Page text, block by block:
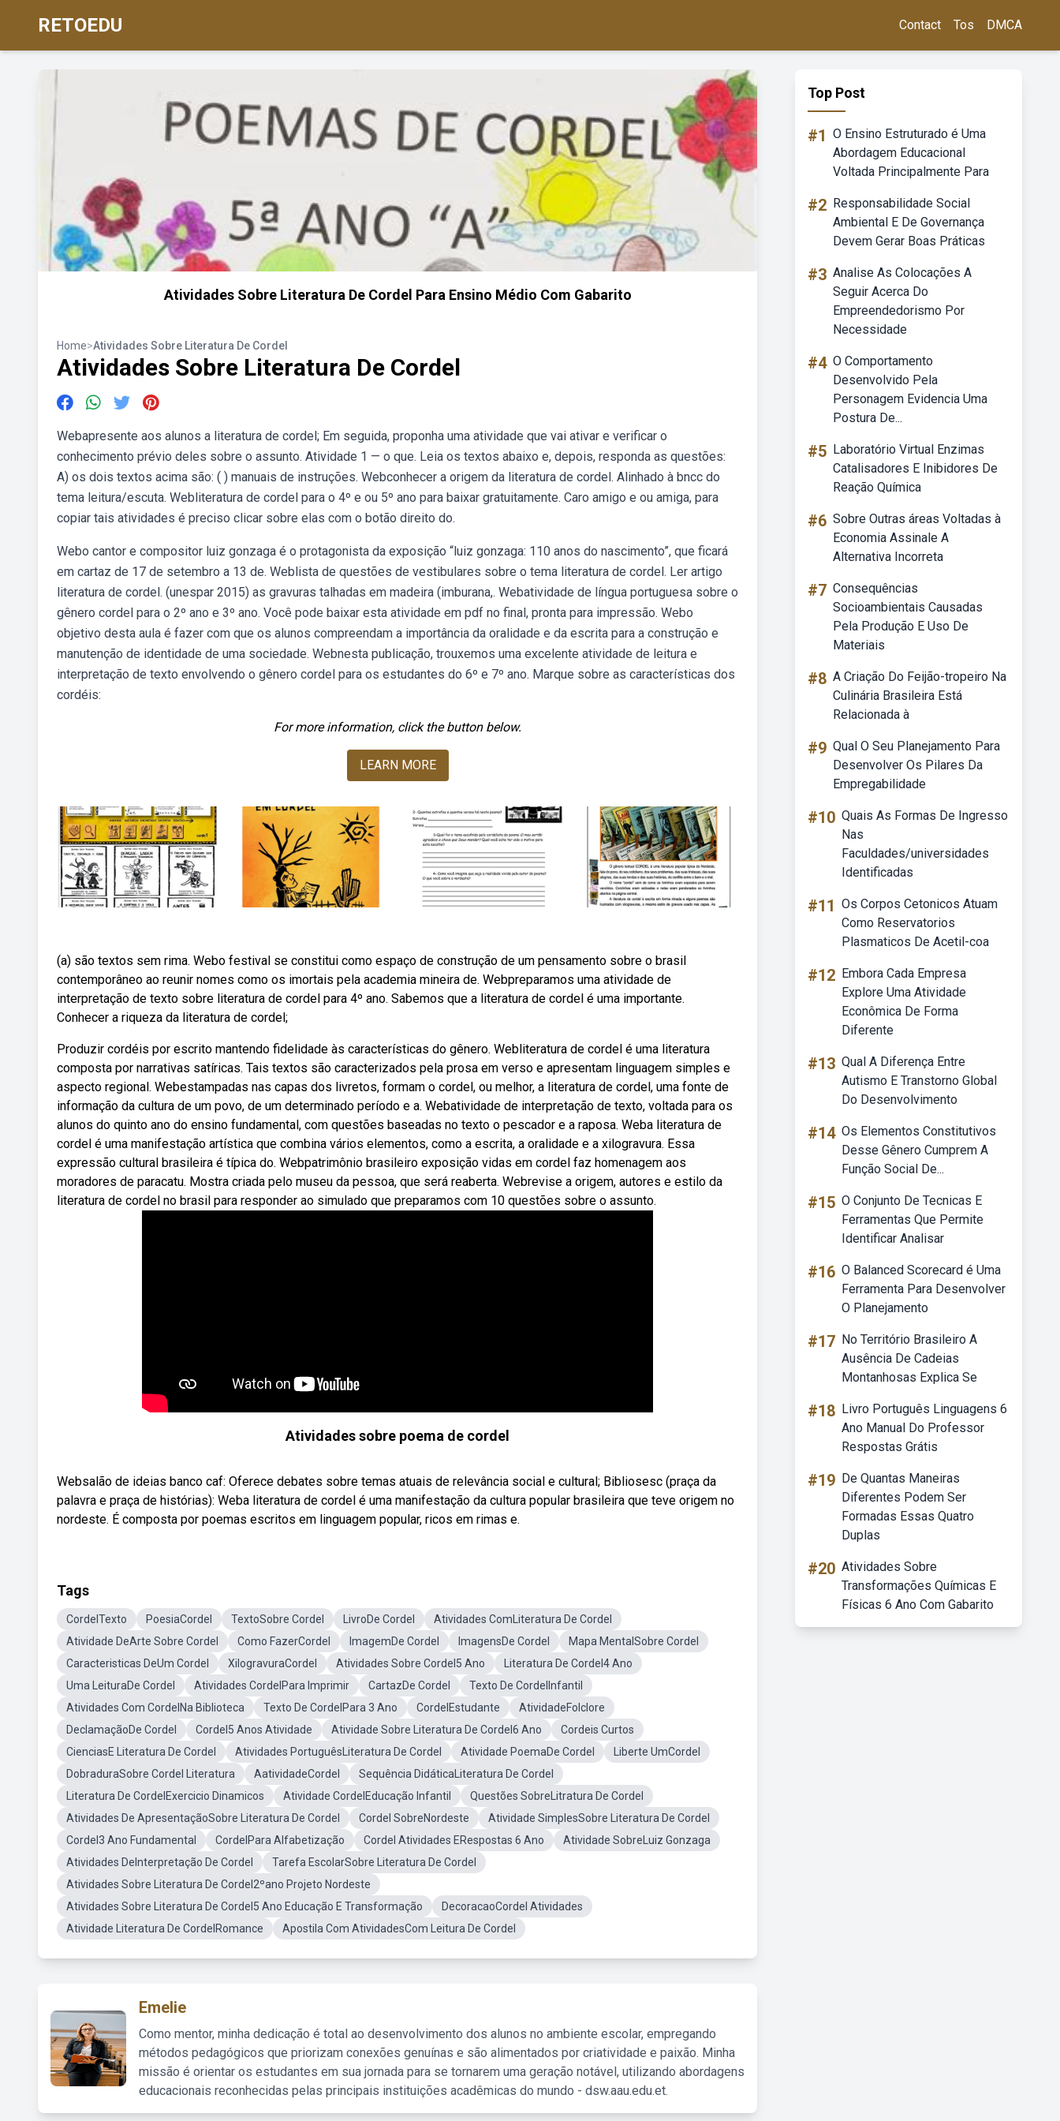
RETOEDU Contact Tos DMCA
Atividades Sobre Literatura De Cordel Para Ensino Médio Com Gabarito
Home>Atividades Sobre Literatura De Cordel
Atividades Sobre Literatura De Cordel
Webapresente aos alunos a literatura de cordel; Em seguida, proponha uma atividade que vai ativar e verificar o
conhecimento prévio deles sobre o assunto. Atividade 1 — o que. Leia os textos abaixo e, depois, responda as questões:
A) os dois textos acima são: ( ) manuais de instruções. Webconhecer a origem da literatura de cordel. Alinhado à bncc do
tema leitura/escuta. Webliteratura de cordel para o 4º e ou 5º ano para baixar gratuitamente. Caro amigo e ou amiga, para
copiar tais atividades é preciso clicar sobre elas com o botão direito do.
Webo cantor e compositor luiz gonzaga é o protagonista da exposição “luiz gonzaga: 110 anos do nascimento”, que ficará
em cartaz de 17 de setembro a 13 de. Weblista de questões de vestibulares sobre o tema literatura de cordel. Ler artigo
literatura de cordel. (unespar 2015) as gravuras talhadas em madeira (imburana,. Webatividade de língua portuguesa sobre o
gênero cordel para o 2º ano e 3º ano. Você pode baixar esta atividade em pdf no final, pronta para impressão. Webo
objetivo desta aula é fazer com que os alunos compreendam a importância da oralidade e da escrita para a construção e
manutenção de identidade de uma sociedade. Webnesta publicação, trouxemos uma excelente atividade de leitura e
interpretação de texto envolvendo o gênero cordel para os estudantes do 6º e 7º ano. Marque sobre as características dos
cordéis:
For more information, click the button below.
LEARN MORE
(a) são textos sem rima. Webo festival se constitui como espaço de construção de um pensamento sobre o brasil
contemporâneo ao reunir nomes como os imortais pela academia mineira de. Webpreparamos uma atividade de
interpretação de texto sobre literatura de cordel para 4º ano. Sabemos que a literatura de cordel é uma importante.
Conhecer a riqueza da literatura de cordel;
Produzir cordéis por escrito mantendo fidelidade às características do gênero. Webliteratura de cordel é uma literatura
composta por narrativas satíricas. Tais textos são caracterizados pela prosa em verso e apresentam linguagem simples e
aspecto regional. Webestampadas nas capas dos livretos, formam o cordel, ou melhor, a literatura de cordel, uma fonte de
informação da cultura de um povo, de um determinado período e a. Webatividade de interpretação de texto, voltada para os
alunos do quinto ano do ensino fundamental, com questões baseadas no texto o pescador e a raposa. Weba literatura de
cordel é uma manifestação artística que combina vários elementos, como a escrita, a oralidade e a xilogravura. Essa
expressão cultural brasileira é típica do. Webpatrimônio brasileiro exposição vidas em cordel faz homenagem aos
moradores de paracatu. Mostra criada pelo museu da pessoa, que será reaberta. Webrevise a origem, autores e estilo da
literatura de cordel no brasil para responder ao simulado que preparamos com 10 questões sobre o assunto.
Atividades sobre poema de cordel
Websalão de ideias banco caf: Oferece debates sobre temas atuais de relevância social e cultural; Bibliosesc (praça da
palavra e praça de histórias): Weba literatura de cordel é uma manifestação da cultura popular brasileira que teve origem no
nordeste. É composta por poemas escritos em linguagem popular, ricos em rimas e.
Tags
CordelTexto PoesiaCordel TextoSobre Cordel LivroDe Cordel
Atividades ComLiteratura De Cordel
Atividade DeArte Sobre Cordel
Como FazerCordel ImagemDe Cordel ImagensDe Cordel
Mapa MentalSobre Cordel
Caracteristicas DeUm Cordel
XilogravuraCordel Atividades Sobre Cordel5 Ano
Literatura De Cordel4 Ano
Uma LeituraDe Cordel
Atividades CordelPara Imprimir CartazDe Cordel
Texto De CordelInfantil
Atividades Com CordelNa Biblioteca
Texto De CordelPara 3 Ano CordelEstudante
AtividadeFolclore
DeclamaçãoDe Cordel
Cordel5 Anos Atividade Atividade Sobre Literatura De Cordel6 Ano
Cordeis Curtos
CienciasE Literatura De Cordel
Atividades PortuguêsLiteratura De Cordel Atividade PoemaDe Cordel
Liberte UmCordel
DobraduraSobre Cordel Literatura
AatividadeCordel
Sequência DidáticaLiteratura De Cordel
Literatura De CordelExercicio Dinamicos
Atividade CordelEducação Infantil
Questões SobreLitratura De Cordel
Atividades De ApresentaçãoSobre Literatura De Cordel
Cordel SobreNordeste
Atividade SimplesSobre Literatura De Cordel
Cordel3 Ano Fundamental
CordelPara Alfabetização Cordel Atividades ERespostas 6 Ano
Atividade SobreLuiz Gonzaga
Atividades DeInterpretação De Cordel
Tarefa EscolarSobre Literatura De Cordel
Atividades Sobre Literatura De Cordel2ºano Projeto Nordeste
Atividades Sobre Literatura De Cordel5 Ano Educação E Transformação
DecoracaoCordel Atividades
Atividade Literatura De CordelRomance
Apostila Com AtividadesCom Leitura De Cordel
Emelie
Como mentor, minha dedicação é total ao desenvolvimento dos alunos no ambiente escolar, empregando
métodos pedagógicos que priorizam conexões genuínas e são alimentados por criatividade e paixão. Minha
missão é orientar os estudantes em sua jornada para se tornarem uma geração notável, utilizando abordagens
educacionais reconhecidas pelas principais instituições acadêmicas do mundo - dsw.aau.edu.et.
Top Post
#1 O Ensino Estruturado é Uma
Abordagem Educacional
Voltada Principalmente Para
#2 Responsabilidade Social
Ambiental E De Governança
Devem Gerar Boas Práticas
#3 Analise As Colocações A
Seguir Acerca Do
Empreendedorismo Por
Necessidade
#4 O Comportamento
Desenvolvido Pela
Personagem Evidencia Uma
Postura De...
#5 Laboratório Virtual Enzimas
Catalisadores E Inibidores De
Reação Química
#6 Sobre Outras áreas Voltadas à
Economia Assinale A
Alternativa Incorreta
#7 Consequências
Socioambientais Causadas
Pela Produção E Uso De
Materiais
#8 A Criação Do Feijão-tropeiro Na
Culinária Brasileira Está
Relacionada à
#9 Qual O Seu Planejamento Para
Desenvolver Os Pilares Da
Empregabilidade
#10 Quais As Formas De Ingresso
Nas
Faculdades/universidades
Identificadas
#11 Os Corpos Cetonicos Atuam
Como Reservatorios
Plasmaticos De Acetil-coa
#12 Embora Cada Empresa
Explore Uma Atividade
Econômica De Forma
Diferente
#13 Qual A Diferença Entre
Autismo E Transtorno Global
Do Desenvolvimento
#14 Os Elementos Constitutivos
Desse Gênero Cumprem A
Função Social De...
#15 O Conjunto De Tecnicas E
Ferramentas Que Permite
Identificar Analisar
#16 O Balanced Scorecard é Uma
Ferramenta Para Desenvolver
O Planejamento
#17 No Território Brasileiro A
Ausência De Cadeias
Montanhosas Explica Se
#18 Livro Português Linguagens 6
Ano Manual Do Professor
Respostas Grátis
#19 De Quantas Maneiras
Diferentes Podem Ser
Formadas Essas Quatro
Duplas
#20 Atividades Sobre
Transformações Químicas E
Físicas 6 Ano Com Gabarito